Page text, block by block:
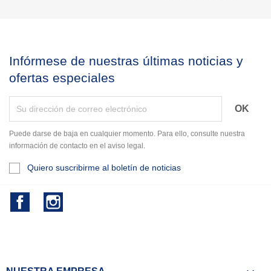
Infórmese de nuestras últimas noticias y
ofertas especiales
Puede darse de baja en cualquier momento. Para ello, consulte nuestra
información de contacto en el aviso legal.
Quiero suscribirme al boletín de noticias
Facebook